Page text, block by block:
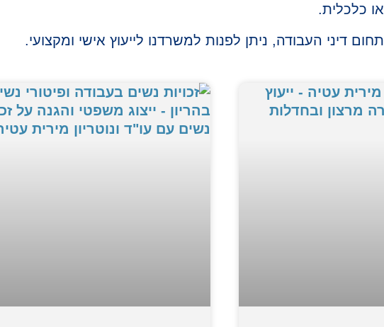
או כלכלית.
תחום דיני העבודה, ניתן לפנות למשרדנו לייעוץ אישי ומקצועי.